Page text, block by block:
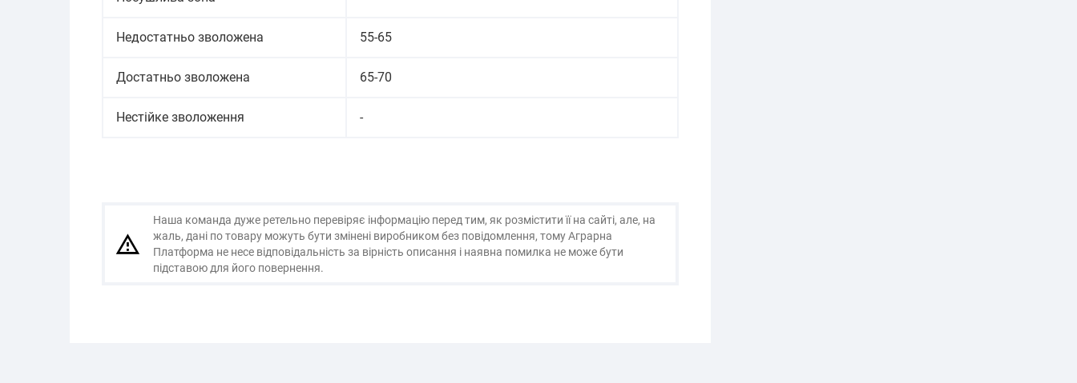
Недостатньо зволожена 55-65
Достатньо зволожена 65-70
Нестійке зволоження -
Наша команда дуже ретельно перевіряє інформацію перед тим, як розмістити її на сайті, але, на
жаль, дані по товару можуть бути змінені виробником без повідомлення, тому Аграрна
Платформа не несе відповідальність за вірність описання і наявна помилка не може бути
підставою для його повернення.